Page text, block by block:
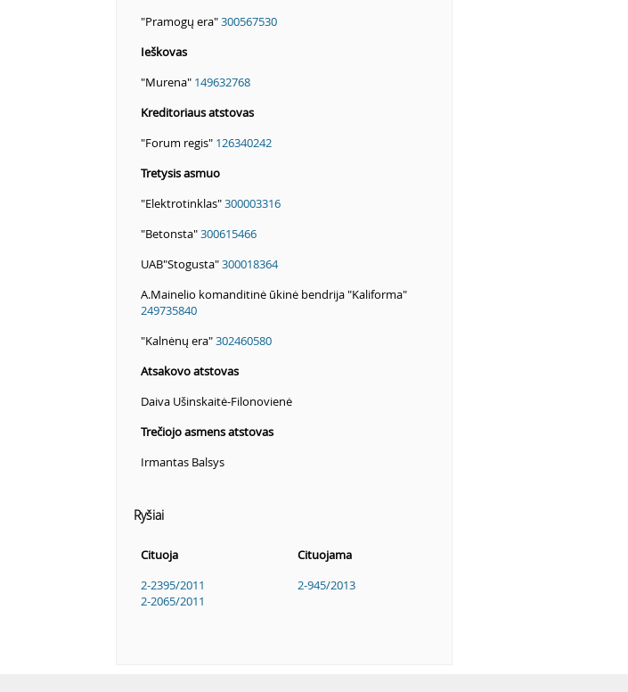
"Pramogų era"300567530
Ieškovas
"Murena" 149632768
Kreditoriaus atstovas
"Forum regis" 126340242
Tretysis asmuo
"Elektrotinklas"300003316
"Betonsta"300615466
UAB"Stogusta"300018364
A.Mainelio komanditinė ūkinė bendrija "Kaliforma"
249735840
"Kalnėnų era"302460580
Atsakovo atstovas
Daiva Ušinskaitė-Filonovienė
Trečiojo asmens atstovas
Irmantas Balsys
Ryšiai
Cituoja
Cituojama
2-2395/2011
2-2065/2011
2-945/2013